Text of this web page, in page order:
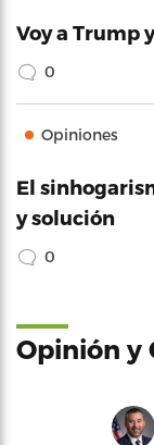
Voy a Trump
0
Opiniones
El
y solución
0
Opinión y